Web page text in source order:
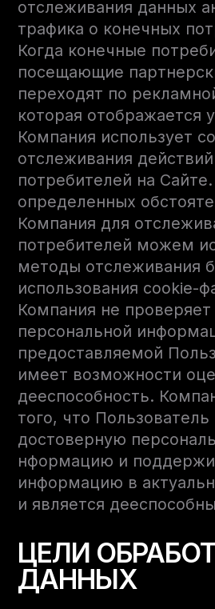
отслеживания данных
трафика о конечных
Когда конечные
посещающие
переходят по
которая отображается
Компания использует
отслеживания
потребителей на
определенных
Компания для
потребителей можем
методы отслеживания
использования cookie-
Компания не
персональной
предоставляемой
имеет возможности
дееспособность.
того, что
достоверную
нформацию и
информацию в
и является
ЦЕЛИ
ДАННЫХ